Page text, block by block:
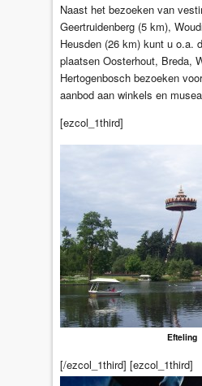
Naast het bezoeken van
Geertruidenberg (5 km),
Heusden (26 km) kunt u o.a.
plaatsen Oosterhout, Breda,
Hertogenbosch bezoeken
aanbod aan winkels en
[ezcol_1third]
Efteling
[/ezcol_1third] [ezcol_1third]